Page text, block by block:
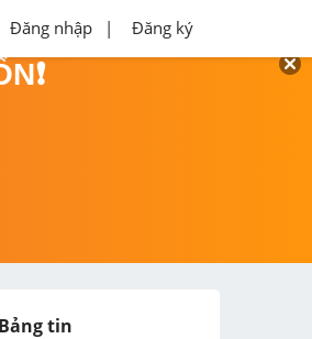
Đăng nhập | Đăng ký
Bảng tin